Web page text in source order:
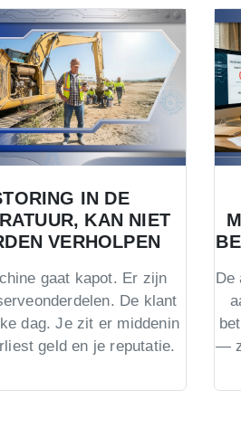
IN DE
KAN NIET
VERHOLPEN
gaat kapot. Er zijn
De klant
dag. Je zit er middenin
geld en je reputatie.
De
—